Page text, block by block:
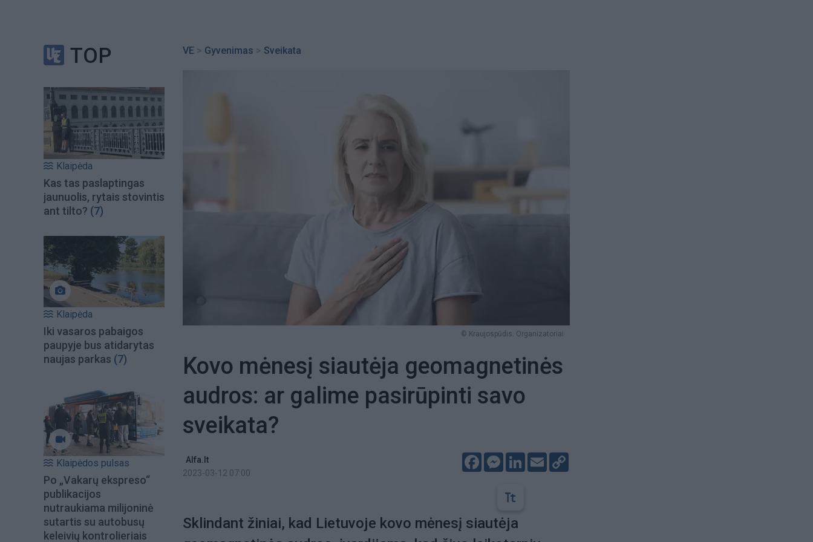
TOP
Klaipėda
Kas tas paslaptingas
jaunuolis, rytais stovintis
ant tilto? (7)
Klaipėda
Iki vasaros pabaigos
paupyje bus atidarytas
naujas parkas (7)
Klaipėdos pulsas
Po „Vakarų ekspreso“
publikacijos
nutraukiama milijoninė
sutartis su autobusų
keleivių kontrolieriais
VE > Gyvenimas > Sveikata
© Kraujospūdis. Organizatoriai
Kovo mėnesį siautėja geomagnetinės
audros: ar galime pasirūpinti savo
sveikata?
Alfa.lt
2023-03-12 07:00
FacebookMessenger
LinkedIn
Email
Sklindant žiniai, kad Lietuvoje kovo mėnesį siautėja